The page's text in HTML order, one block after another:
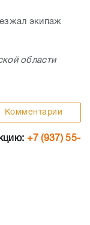
экипаж
области
Комментарии
+7 (937) 55-